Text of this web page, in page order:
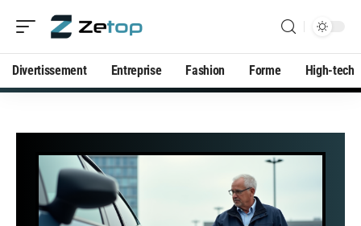
Divertissement Entreprise Fashion Forme High-tech